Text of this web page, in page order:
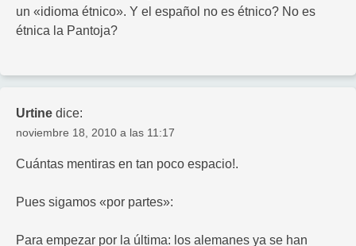
un «idioma étnico». Y el español no es étnico? No es
étnica la Pantoja?
Urtine dice:
noviembre 18, 2010 a las 11:17
Cuántas mentiras en tan poco espacio!.
Pues sigamos «por partes»:
Para empezar por la última: los alemanes ya se han